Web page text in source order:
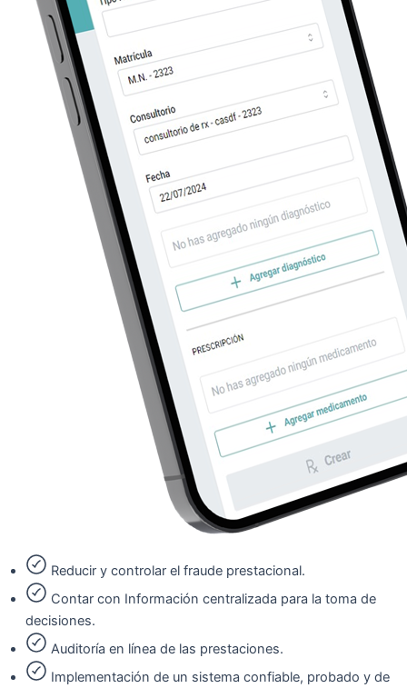
Reducir y controlar el fraude prestacional.
Contar con Información centralizada para la toma de
decisiones.
Auditoría en línea de las prestaciones.
Implementación de un sistema confiable, probado y de